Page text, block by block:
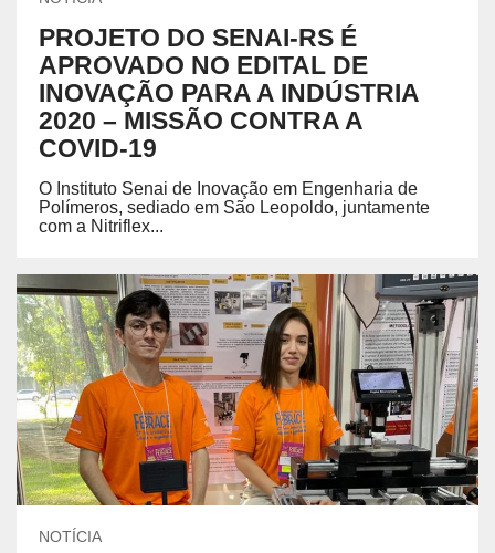
PROJETO DO SENAI-RS É
APROVADO NO EDITAL DE
INOVAÇÃO PARA A INDÚSTRIA
2020 – MISSÃO CONTRA A
COVID-19
O Instituto Senai de Inovação em Engenharia de
Polímeros, sediado em São Leopoldo, juntamente
com a Nitriflex...
NOTÍCIA